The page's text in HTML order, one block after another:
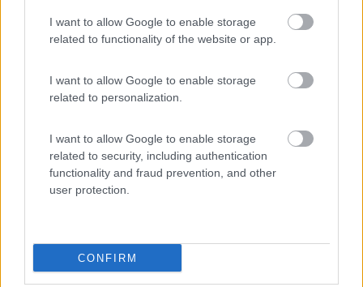
I want to allow Google to enable storage
related to functionality of the website or app.
I want to allow Google to enable storage
related to personalization.
I want to allow Google to enable storage
related to security, including authentication
functionality and fraud prevention, and other
user protection.
CONFIRM
dennis morganti 10/04/2023 15:55
rilassante, non ho mai visto un campeggio cosi
tranquillo, immerso nel verde, dove si sente solo il
sono stati sempre cortesi e il ragazzo delle pulizie
molto attento alla cura dei bagni e delle piazzole.
Ottimo per visitare la Valle dei Templi, la scala dei
Turchi, e anche Punta bianca.
Accoglienza Caratteristiche Posizione
Pulizia